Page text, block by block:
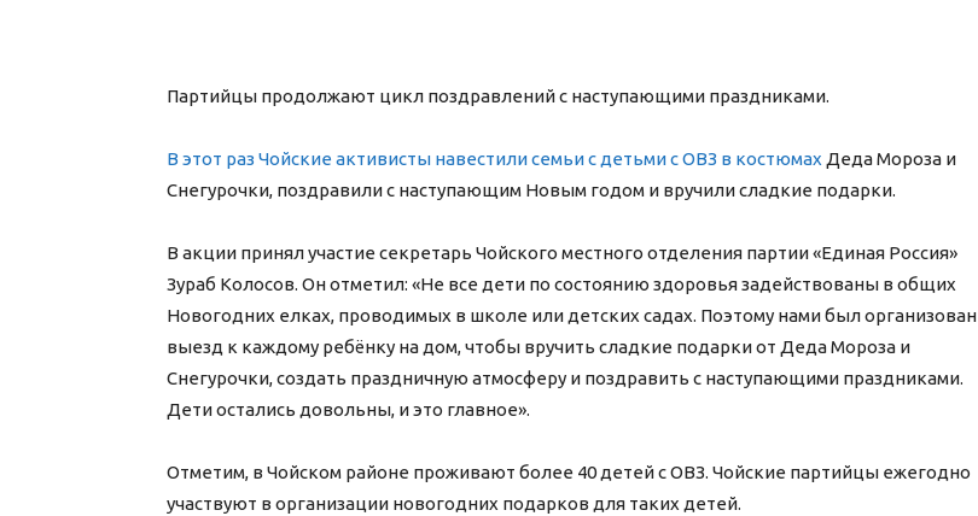
Партийцы продолжают цикл поздравлений с наступающими праздниками.
В этот раз Чойские активисты навестили семьи с детьми с ОВЗ в костюмах Деда Мороза и
Снегурочки, поздравили с наступающим Новым годом и вручили сладкие подарки.
В акции принял участие секретарь Чойского местного отделения партии «Единая Россия»
Зураб Колосов. Он отметил: «Не все дети по состоянию здоровья задействованы в общих
Новогодних елках, проводимых в школе или детских садах. Поэтому нами был организован
выезд к каждому ребёнку на дом, чтобы вручить сладкие подарки от Деда Мороза и
Снегурочки, создать праздничную атмосферу и поздравить с наступающими праздниками.
Дети остались довольны, и это главное».
Отметим, в Чойском районе проживают более 40 детей с ОВЗ. Чойские партийцы ежегодно
участвуют в организации новогодних подарков для таких детей.